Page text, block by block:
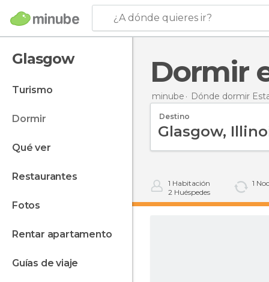
¿A dónde quieres ir?
Glasgow
turismo
dormir
qué ver
restaurantes
fotos
rentar apartamento
guías de viaje
Dormir
minube Dónde dormir
Destino
1 Habitación
2 Huéspedes
1